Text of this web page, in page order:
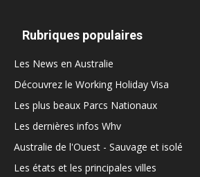
Rubriques populaires
Les News en Australie
Découvrez le Working Holiday Visa
Les plus beaux Parcs Nationaux
Les dernières infos Whv
Australie de l'Ouest - Sauvage et isolé
Les états et les principales villes